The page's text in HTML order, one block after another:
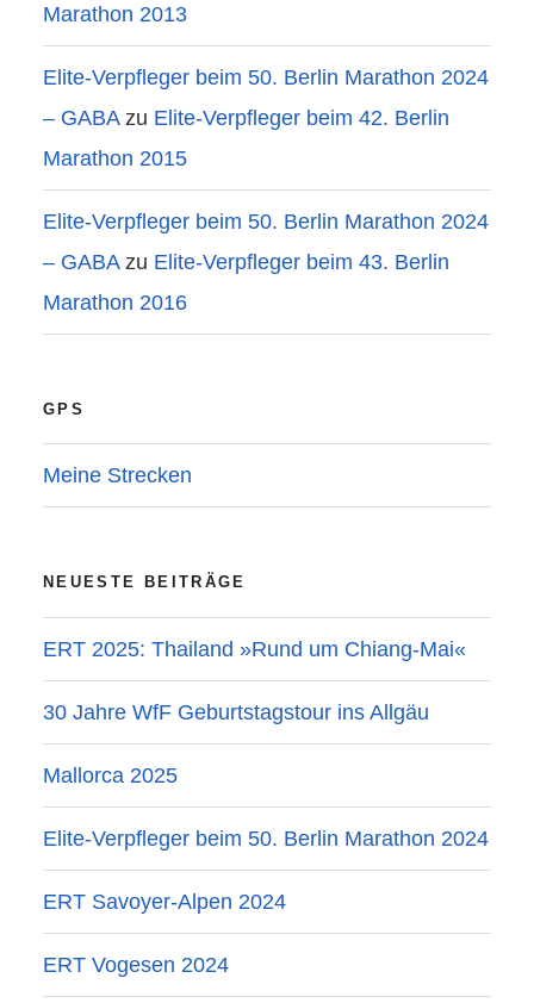
Marathon 2013
Elite-Verpfleger beim 50. Berlin Marathon 2024
– GABAzu Elite-Verpfleger beim 42. Berlin
Marathon 2015
Elite-Verpfleger beim 50. Berlin Marathon 2024
– GABAzu Elite-Verpfleger beim 43. Berlin
Marathon 2016
GPS
Meine Strecken
NEUESTE BEITRÄGE
ERT 2025: Thailand »Rund um Chiang-Mai«
30 Jahre WfF Geburtstagstour ins Allgäu
Mallorca 2025
Elite-Verpfleger beim 50. Berlin Marathon 2024
ERT Savoyer-Alpen 2024
ERT Vogesen 2024